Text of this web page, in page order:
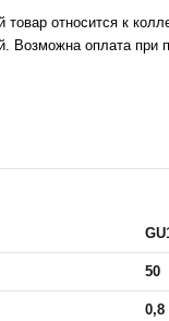
относится к
Возможна оплата при
50
0,8